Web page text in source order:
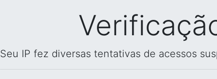
Seu IP fez diversas tentativas de acessos